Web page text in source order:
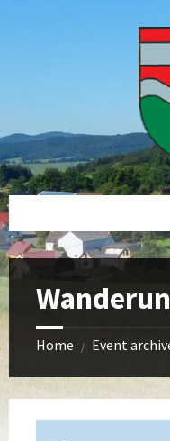
Home / Event